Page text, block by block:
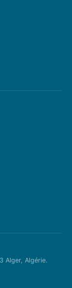
Alger, Algérie.